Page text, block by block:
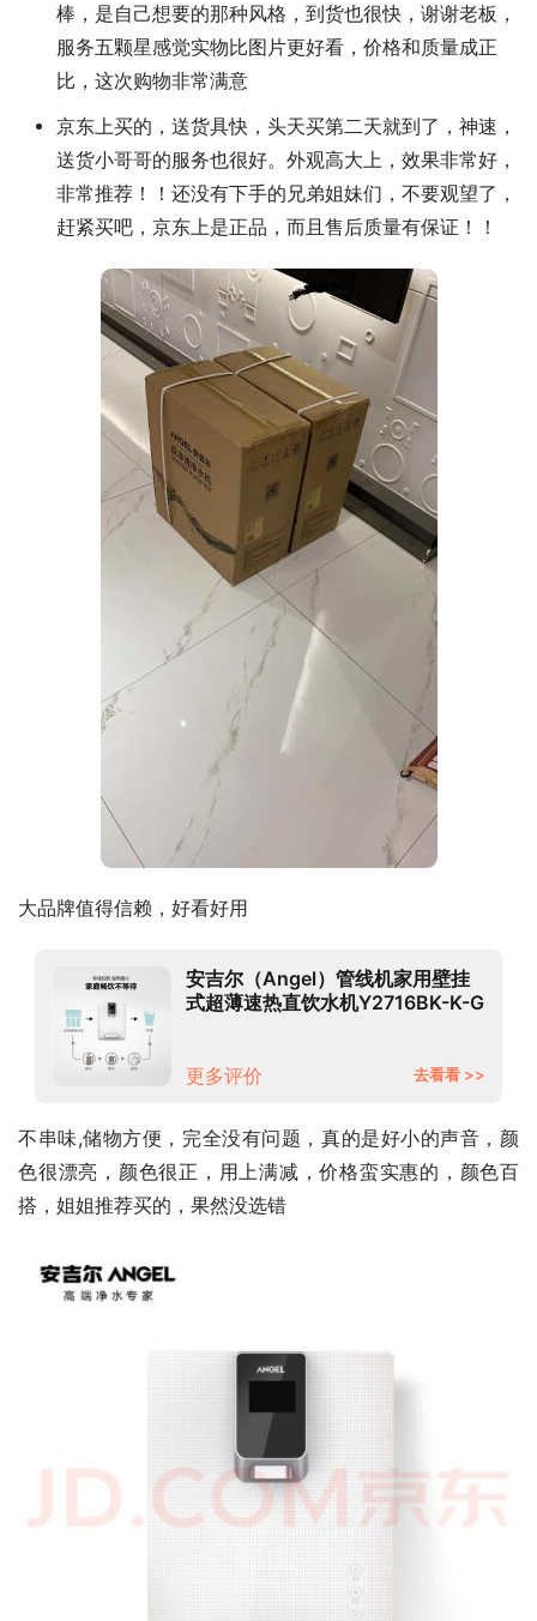
棒，是自己想要的那种风格，到货也很快，谢谢老板，
服务五颗星感觉实物比图片更好看，价格和质量成正
比，这次购物非常满意
京东上买的，送货具快，头天买第二天就到了，神速，
送货小哥哥的服务也很好。外观高大上，效果非常好，
非常推荐！！还没有下手的兄弟姐妹们，不要观望了，
赶紧买吧，京东上是正品，而且售后质量有保证！！
大品牌值得信赖，好看好用
安吉尔（Angel）管线机家用壁挂
式超薄速热直饮水机Y2716BK-K-G
更多评价 去看看 >>
不串味,储物方便，完全没有问题，真的是好小的声音，颜
色很漂亮，颜色很正，用上满减，价格蛮实惠的，颜色百
搭，姐姐推荐买的，果然没选错